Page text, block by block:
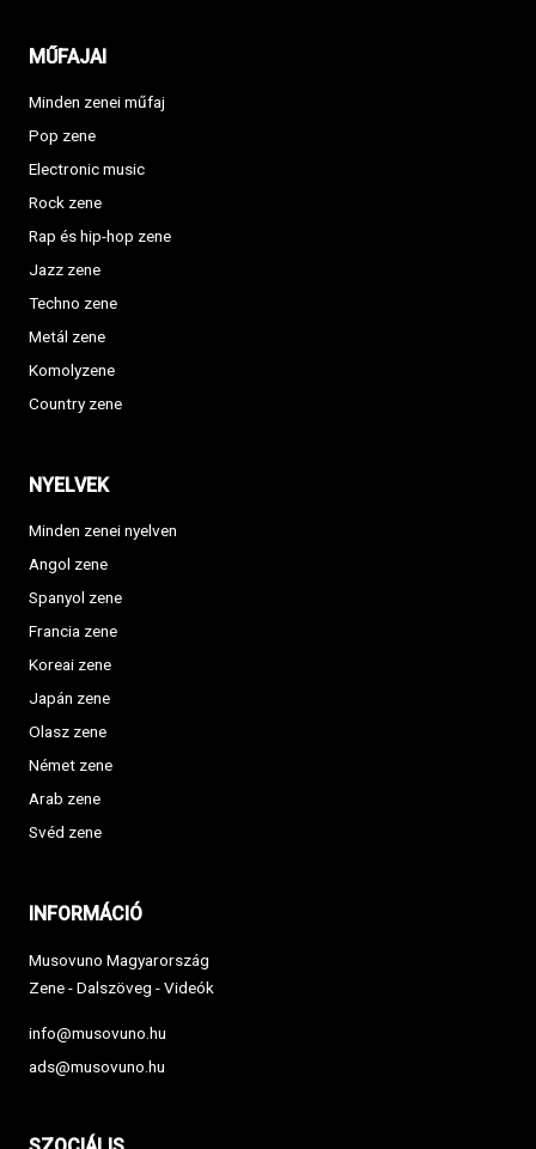
MŰFAJAI
Minden zenei műfaj
Pop zene
Electronic music
Rock zene
Rap és hip-hop zene
Jazz zene
Techno zene
Metál zene
Komolyzene
Country zene
NYELVEK
Minden zenei nyelven
Angol zene
Spanyol zene
Francia zene
Koreai zene
Japán zene
Olasz zene
Német zene
Arab zene
Svéd zene
INFORMÁCIÓ
Musovuno Magyarország
Zene - Dalszöveg - Videók
info@musovuno.hu
ads@musovuno.hu